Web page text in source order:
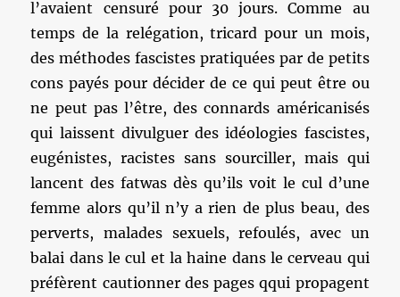
l’avaient censuré pour 30 jours. Comme au
temps de la relégation, tricard pour un mois,
des méthodes fascistes pratiquées par de petits
cons payés pour décider de ce qui peut être ou
ne peut pas l’être, des connards américanisés
qui laissent divulguer des idéologies fascistes,
eugénistes, racistes sans sourciller, mais qui
lancent des fatwas dès qu’ils voit le cul d’une
femme alors qu’il n’y a rien de plus beau, des
perverts, malades sexuels, refoulés, avec un
balai dans le cul et la haine dans le cerveau qui
préfèrent cautionner des pages qqui propagent